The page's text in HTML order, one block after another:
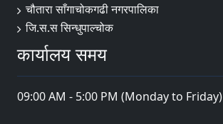
चौतारा साँगाचोकगढी नगरपालिका
जि.स.स सिन्धुपाल्चोक
कार्यालय समय
09:00 AM - 5:00 PM (Monday to Friday)